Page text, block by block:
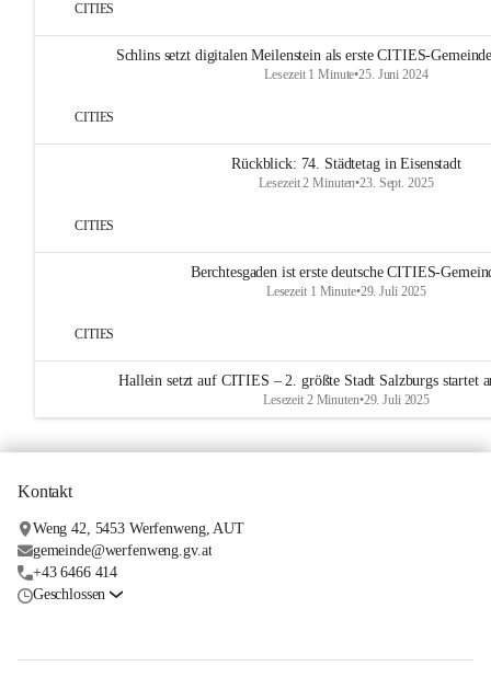
CITIES
Schlins setzt digitalen Meilenstein als erste CITIES-
Lesezeit 1 Minute•25. Juni 2024
CITIES
Rückblick: 74. Städtetag in Eisenstadt
Lesezeit 2 Minuten•23. Sept. 2025
CITIES
Berchtesgaden ist erste deutsche CITIES-
Lesezeit 1 Minute•29. Juli 2025
CITIES
Hallein setzt auf CITIES – 2. größte Stadt Salzburgs startet
Lesezeit 2 Minuten•29. Juli 2025
Kontakt
Weng 42, 5453 Werfenweng, AUT
gemeinde@werfenweng.gv.at
+43 6466 414
Geschlossen